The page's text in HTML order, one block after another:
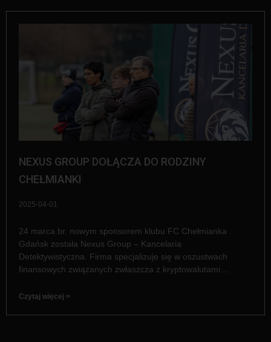
NEXUS GROUP DOŁĄCZA DO RODZINY
CHEŁMIANKI
2025-04-01
24 marca br. nowym sponsorem klubu FC Chełmianka
Gdańsk została Nexus Group – Kancelaria
Detektywistyczna. Firma specjalizuje się w oszustwach
finansowych związanych zwłaszcza z kryptowalutami…
Czytaj więcej >